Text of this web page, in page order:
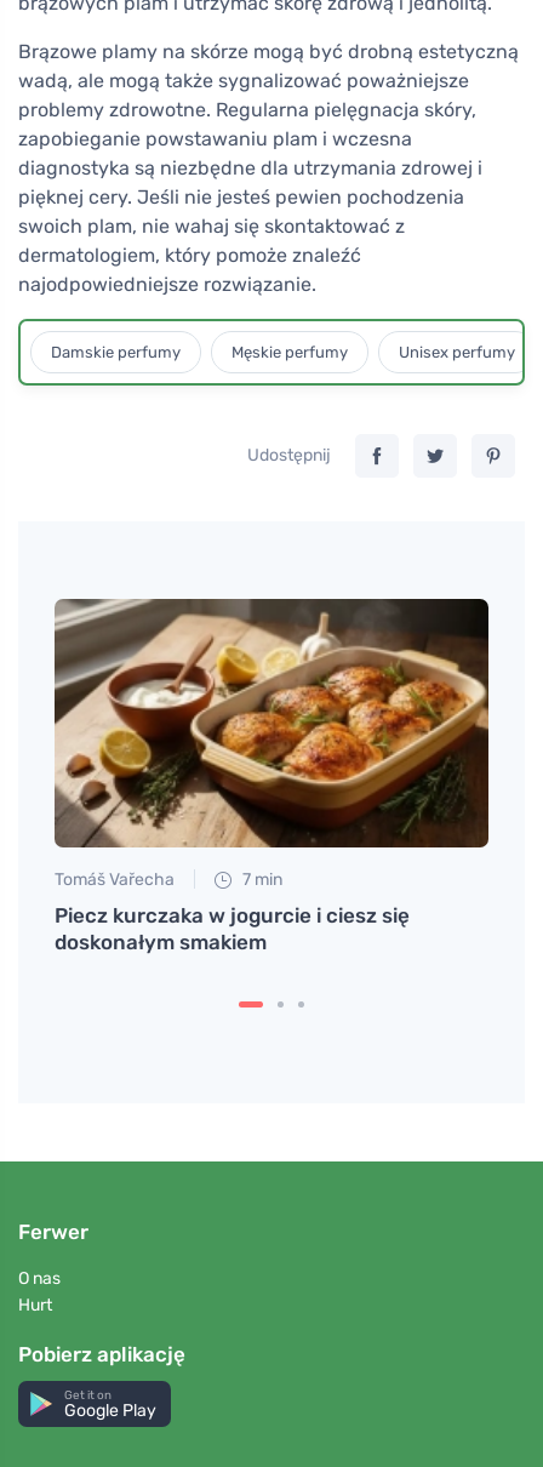
Brązowe plamy na skórze mogą być drobną estetyczną
wadą, ale mogą także sygnalizować poważniejsze
problemy zdrowotne. Regularna pielęgnacja skóry,
zapobieganie powstawaniu plam i wczesna
diagnostyka są niezbędne dla utrzymania zdrowej i
pięknej cery. Jeśli nie jesteś pewien pochodzenia
swoich plam, nie wahaj się skontaktować z
dermatologiem, który pomoże znaleźć
najodpowiedniejsze rozwiązanie.
Damskie perfumy Męskie perfumy Unisex perfumy
Udostępnij
Tomáš Vařecha 7 min
Piecz kurczaka w jogurcie i ciesz się
doskonałym smakiem
Ferwer
O nas
Hurt
Pobierz aplikację
Get it on
Google Play